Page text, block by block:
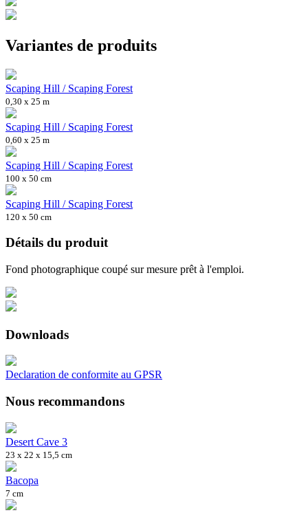
Variantes de produits
Scaping Hill / Scaping Forest
0,30 x 25 m
Scaping Hill / Scaping Forest
0,60 x 25 m
Scaping Hill / Scaping Forest
100 x 50 cm
Scaping Hill / Scaping Forest
120 x 50 cm
Détails du produit
Fond photographique coupé sur mesure prêt à l'emploi.
Downloads
Declaration de conformite au GPSR
Nous recommandons
Desert Cave 3
23 x 22 x 15,5 cm
Bacopa
7 cm